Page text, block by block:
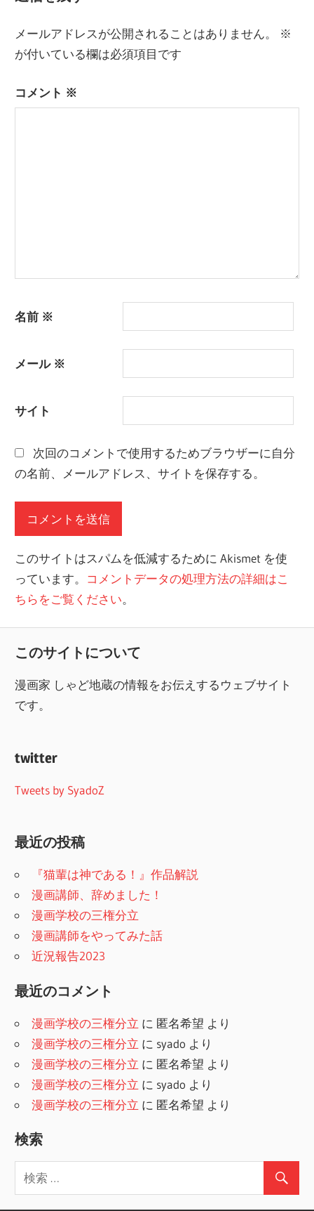
メールアドレスが公開されることはありません。
※
が付いている欄は必須項目です
コメント ※
名前 ※
メール ※
サイト
次回のコメントで使用するためブラウザーに自分
の名前、メールアドレス、サイトを保存する。
このサイトはスパムを低減するために Akismet を使
っています。 コメントデータの処理方法の詳細はこ
ちらをご覧ください。
このサイトについて
漫画家 しゃど地蔵の情報をお伝えするウェブサイト
です。
twitter
Tweets by SyadoZ
最近の投稿
『猫輩は神である！』作品解説
漫画講師、辞めました！
漫画学校の三権分立
漫画講師をやってみた話
近況報告2023
最近のコメント
漫画学校の三権分立 に 匿名希望 より
漫画学校の三権分立 に syado より
漫画学校の三権分立 に 匿名希望 より
漫画学校の三権分立 に syado より
漫画学校の三権分立 に 匿名希望 より
検索